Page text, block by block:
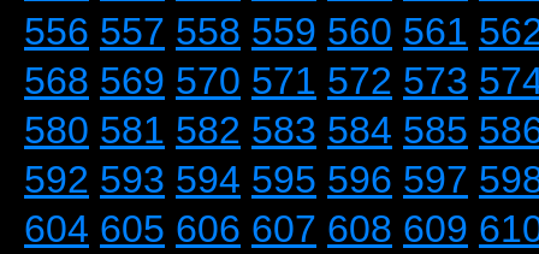
556 557 558 559 560 561
568 569 570 571 572 573
580 581 582 583 584 585
592 593 594 595 596 597
604 605 606 607 608 609